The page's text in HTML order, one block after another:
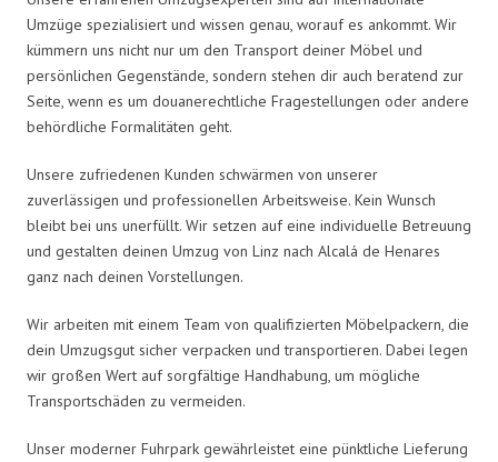
Umzüge spezialisiert und wissen genau, worauf es ankommt. Wir
kümmern uns nicht nur um den Transport deiner Möbel und
persönlichen Gegenstände, sondern stehen dir auch beratend zur
Seite, wenn es um douanerechtliche Fragestellungen oder andere
behördliche Formalitäten geht.
Unsere zufriedenen Kunden schwärmen von unserer
zuverlässigen und professionellen Arbeitsweise. Kein Wunsch
bleibt bei uns unerfüllt. Wir setzen auf eine individuelle Betreuung
und gestalten deinen Umzug von Linz nach Alcalá de Henares
ganz nach deinen Vorstellungen.
Wir arbeiten mit einem Team von qualifizierten Möbelpackern, die
dein Umzugsgut sicher verpacken und transportieren. Dabei legen
wir großen Wert auf sorgfältige Handhabung, um mögliche
Transportschäden zu vermeiden.
Unser moderner Fuhrpark gewährleistet eine pünktliche Lieferung